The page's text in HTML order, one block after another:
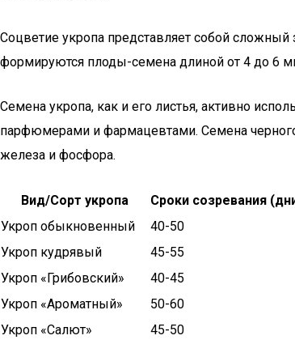
Соцветие укропа представляет собой
формируются плоды-семена длиной от 4 до 6
Семена укропа, как и его листья, активно
парфюмерами и фармацевтами. Семена
железа и фосфора.
Вид/Сорт укропа Сроки созревания
Укроп обыкновенный
40-50
Укроп кудрявый
45-55
Укроп «Грибовский»
40-45
Укроп «Ароматный»
50-60
Укроп «Салют»
45-50